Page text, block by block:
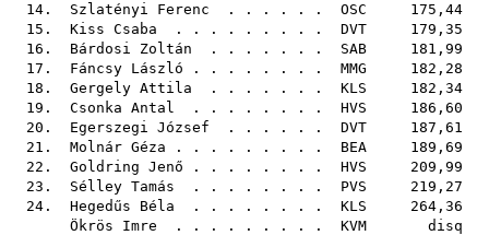
14. Szlatényi Ferenc . . . . . . OSC 175,44
15. Kiss Csaba . . . . . . . . . DVT 179,35
16. Bárdosi Zoltán . . . . . . . SAB 181,99
17. Fáncsy László . . . . . . . . MMG 182,28
18. Gergely Attila . . . . . . . KLS 182,34
19. Csonka Antal . . . . . . . . HVS 186,60
20. Egerszegi József . . . . . . DVT 187,61
21. Molnár Géza . . . . . . . . . BEA 189,69
22. Goldring Jenő . . . . . . . . HVS 209,99
23. Sélley Tamás . . . . . . . . PVS 219,27
24. Hegedűs Béla . . . . . . . . KLS 264,36
Ökrös Imre . . . . . . . . . KVM disq